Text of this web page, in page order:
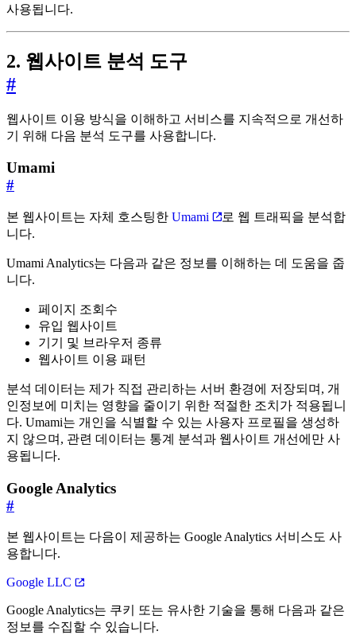
사용됩니다.
2. 웹사이트 분석 도구
#
웹사이트 이용 방식을 이해하고 서비스를 지속적으로 개선하
기 위해 다음 분석 도구를 사용합니다.
Umami
#
본 웹사이트는 자체 호스팅한 Umami
로 웹 트래픽을 분석합
니다.
Umami Analytics는 다음과 같은 정보를 이해하는 데 도움을 줍
니다.
페이지 조회수
유입 웹사이트
기기 및 브라우저 종류
웹사이트 이용 패턴
분석 데이터는 제가 직접 관리하는 서버 환경에 저장되며, 개
인정보에 미치는 영향을 줄이기 위한 적절한 조치가 적용됩니
다. Umami는 개인을 식별할 수 있는 사용자 프로필을 생성하
지 않으며, 관련 데이터는 통계 분석과 웹사이트 개선에만 사
용됩니다.
Google Analytics
#
본 웹사이트는 다음이 제공하는 Google Analytics 서비스도 사
용합니다.
Google LLC
Google Analytics는 쿠키 또는 유사한 기술을 통해 다음과 같은
정보를 수집할 수 있습니다.